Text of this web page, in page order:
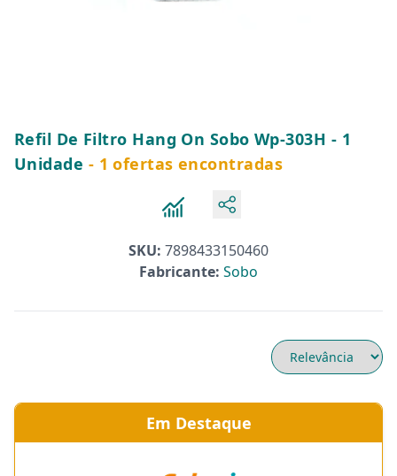
Refil De Filtro Hang On Sobo Wp-303H - 1
Unidade - 1 ofertas encontradas
SKU: 7898433150460
Fabricante: Sobo
Em Destaque